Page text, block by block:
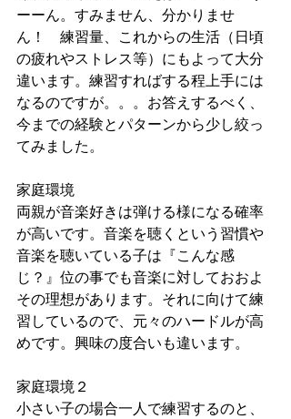
ーーん。すみません、分かりませ
ん！　練習量、これからの生活（日頃
の疲れやストレス等）にもよって大分
違います。練習すればする程上手には
なるのですが。。。お答えするべく、
今までの経験とパターンから少し絞っ
てみました。
家庭環境
両親が音楽好きは弾ける様になる確率
が高いです。音楽を聴くという習慣や
音楽を聴いている子は『こんな感
じ？』位の事でも音楽に対しておおよ
その理想があります。それに向けて練
習しているので、元々のハードルが高
めです。興味の度合いも違います。
家庭環境２
小さい子の場合一人で練習するのと、